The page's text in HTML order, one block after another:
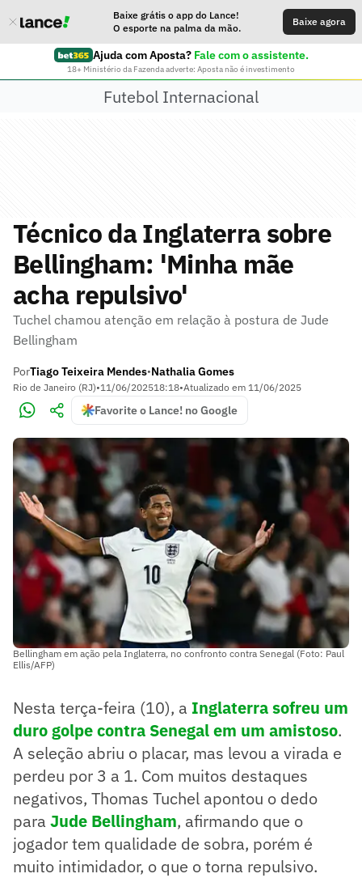
Baixe grátis o app do Lance!
O esporte na palma da mão.
Baixe agora
Ajuda com Aposta? Fale com o assistente.
18+ Ministério da Fazenda adverte: Aposta não é investimento
Futebol Internacional
Técnico da Inglaterra sobre
Bellingham: 'Minha mãe
acha repulsivo'
Tuchel chamou atenção em relação à postura de Jude
Bellingham
PorTiago Teixeira Mendes•Nathalia Gomes
Rio de Janeiro (RJ)•11/06/202518:18•Atualizado em 11/06/2025
Favorite o Lance! no Google
Bellingham em ação pela Inglaterra, no confronto contra Senegal (Foto: Paul
Ellis/AFP)
Nesta terça-feira (10), a Inglaterra sofreu um
duro golpe contra Senegal em um amistoso.
A seleção abriu o placar, mas levou a virada e
perdeu por 3 a 1. Com muitos destaques
negativos, Thomas Tuchel apontou o dedo
para Jude Bellingham, afirmando que o
jogador tem qualidade de sobra, porém é
muito intimidador, o que o torna repulsivo.